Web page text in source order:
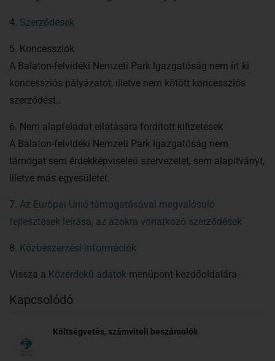
4. Szerződések
5. Koncessziók
A Balaton-felvidéki Nemzeti Park Igazgatóság nem írt ki
koncessziós pályázatot, illetve nem kötött koncessziós
szerződést..
6. Nem alapfeladat ellátására fordított kifizetések
A Balaton-felvidéki Nemzeti Park Igazgatóság nem
támogat sem érdekképviseleti szervezetet, sem alapítványt,
illetve más egyesületet.
7. Az Európai Unió támogatásával megvalósuló
fejlesztések leírása, az azokra vonatkozó szerződések
8. Közbeszerzési információk
Vissza a Közérdekű adatok menüpont kezdőoldalára
Kapcsolódó
Költségvetés, számviteli beszámolók